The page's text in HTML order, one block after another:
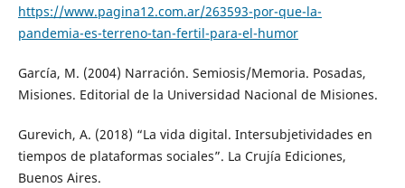
https://www.pagina12.com.ar/263593-por-que-la-
pandemia-es-terreno-tan-fertil-para-el-humor
García, M. (2004) Narración. Semiosis/Memoria. Posadas,
Misiones. Editorial de la Universidad Nacional de Misiones.
Gurevich, A. (2018) “La vida digital. Intersubjetividades en
tiempos de plataformas sociales”. La Crujía Ediciones,
Buenos Aires.